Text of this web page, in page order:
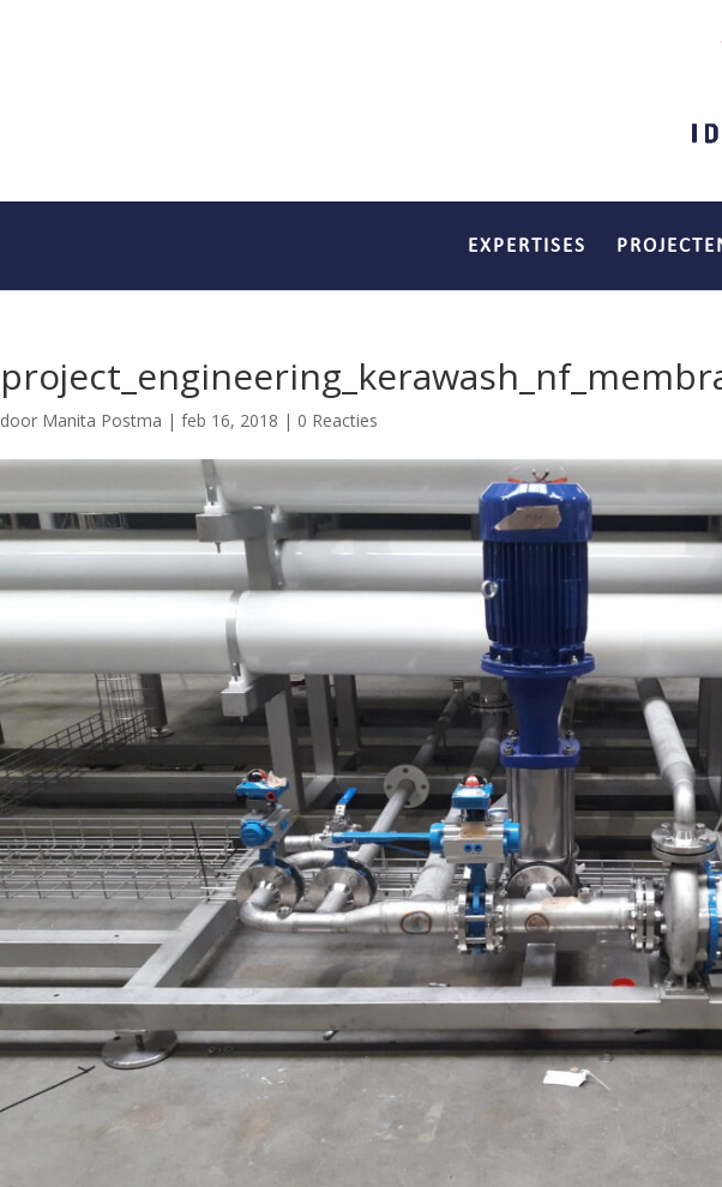
EXPERTISES
door Manita Postma | feb 16, 2018 | 0 Reacties